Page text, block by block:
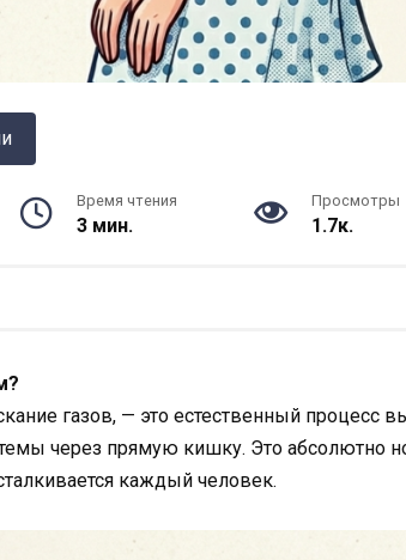
Время чтения
3 мин.
Просмотры
1.7к.
газов, — это естественный процесс
через прямую кишку. Это абсолютно
каждый человек.